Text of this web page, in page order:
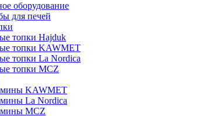
оборудование
для печей
топки Hajduk
топки KAWMET
топки La Nordica
топки MCZ
KAWMET
La Nordica
MCZ